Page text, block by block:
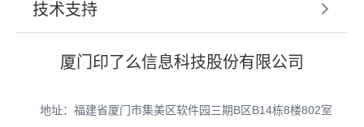
技术支持
厦门印了么信息科技股份有限公司
地址：福建省厦门市集美区软件园三期B区B14栋8楼802室